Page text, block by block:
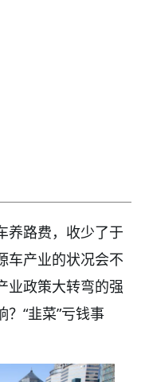
养路费，收少了于
车产业的状况会不
业政策大转弯的强
“韭菜”亏钱事